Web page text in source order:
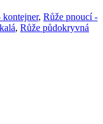
kontejner, Růže pnoucí -
, Růže půdokryvná